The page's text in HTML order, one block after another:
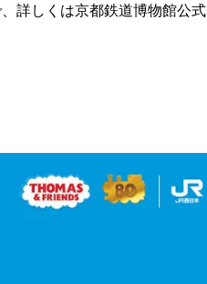
詳しくは京都鉄道博物館公式